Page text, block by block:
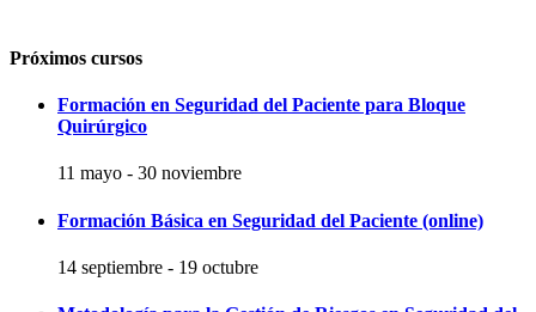
Próximos cursos
Formación en Seguridad del Paciente para Bloque
Quirúrgico
11 mayo - 30 noviembre
Formación Básica en Seguridad del Paciente (online)
14 septiembre - 19 octubre